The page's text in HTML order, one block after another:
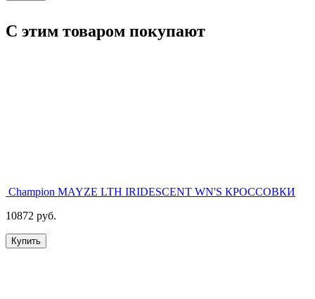
С этим товаром покупают
Champion MAYZE LTH IRIDESCENT WN'S КРОССОВКИ
10872 руб.
Купить